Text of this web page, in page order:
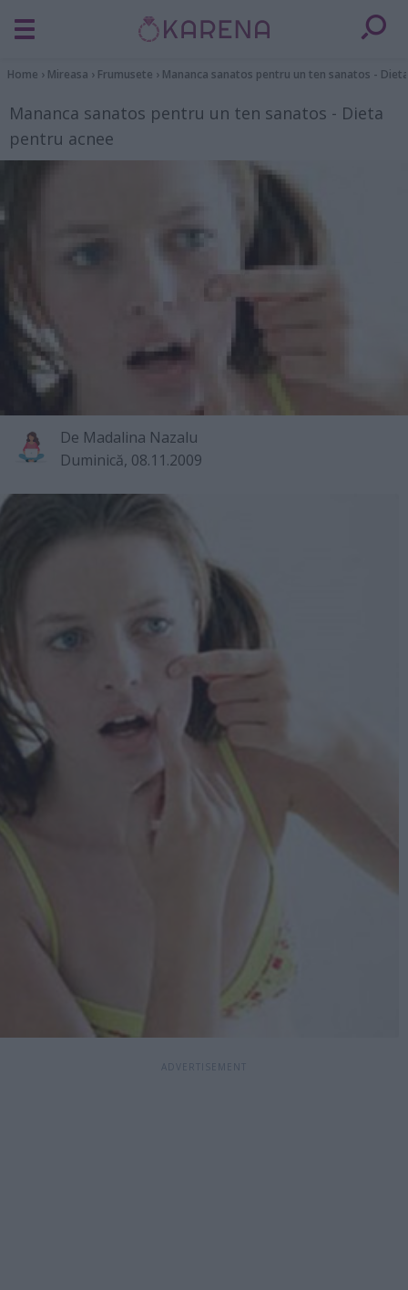
Home › Mireasa › Frumusete › Mananca sanatos pentru un ten sanatos -
Mananca sanatos pentru un ten sanatos - Dieta
pentru acnee
De Madalina Nazalu
Duminică, 08.11.2009